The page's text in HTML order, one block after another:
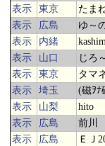
表示
東京 たま
表示
広島 ゆ～
表示
内緒
表示
山口 じろ～
表示
東京 タマ
表示
埼玉 (磁ｦﾅ
表示
山梨 hito
表示
広島 前川
表示
広島 ＥＪ